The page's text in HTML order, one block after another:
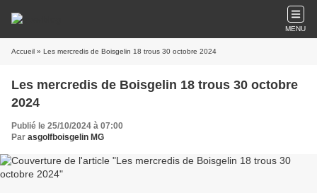
MENU
Accueil » Les mercredis de Boisgelin 18 trous 30 octobre 2024
Les mercredis de Boisgelin 18 trous 30 octobre
2024
Publié le 25/10/2024 à 07:00
Par asgolfboisgelin MG